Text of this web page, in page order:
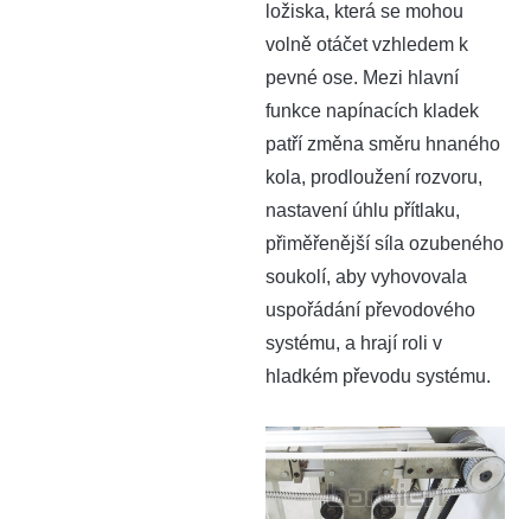
ložiska, která se mohou
volně otáčet vzhledem k
pevné ose. Mezi hlavní
funkce napínacích kladek
patří změna směru hnaného
kola, prodloužení rozvoru,
nastavení úhlu přítlaku,
přiměřenější síla ozubeného
soukolí, aby vyhovovala
uspořádání převodového
systému, a hrají roli v
hladkém převodu systému.